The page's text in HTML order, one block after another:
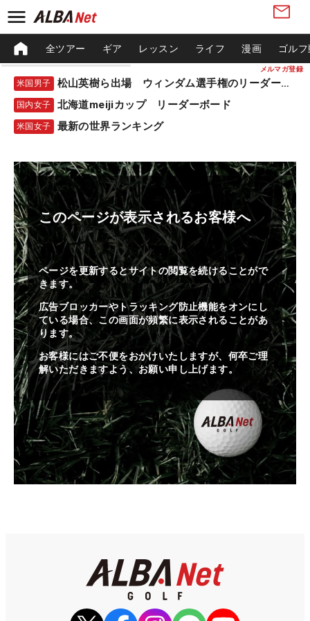
メルマガ登録
全ツアー ギア レッスン ライフ 漫画 ゴル
米国男子 松山英樹ら出場 ウィンダム選手権のリーダーボード
国内女子 北海道meijiカップ リーダーボード
米国女子 最新の世界ランキング
このページが表示されるお客様へ
ページを更新するとサイトの閲覧を続けることがで
きます。
広告ブロッカーやトラッキング防止機能をオンにし
ている場合、この画面が頻繁に表示されることがあ
ります。
お客様にはご不便をおかけいたしますが、何卒ご理
解いただきますよう、お願い申し上げます。